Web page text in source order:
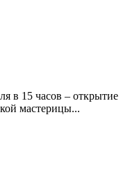
в 15 часов – открытие
мастерицы...